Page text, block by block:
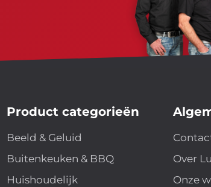
Product categorieën
Beeld & Geluid
Buitenkeuken & BBQ
Huishoudelijk
Over
Onze